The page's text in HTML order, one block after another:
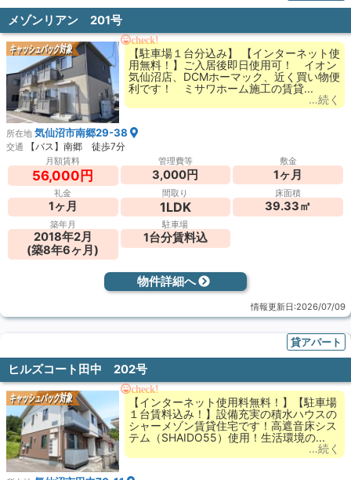
メゾンリアン 201号
キャッシュバック対象
check!
【駐車場１台分込み】 【インターネット使
用無料！】ご入居後即日使用可！ イオン
気仙沼店、DCMホーマック、近く買い物便
利です！ ミサワホーム施工の賃貸...
…続く
所在地 気仙沼市南郷29-38
交通 【バス】南郷 徒歩7分
月額賃料
56,000円
管理費等
3,000円
敷金
1ヶ月
礼金
1ヶ月
間取り
1LDK
床面積
39.33㎡
築年月
2018年2月
(築8年6ヶ月)
駐車場
1台分賃料込
物件詳細へ
情報更新日:2026/07/09
貸アパート
ヒルズコート田中 202号
キャッシュバック対象
check!
【インターネット使用料無料！】【駐車場
１台賃料込み！】設備充実の積水ハウスの
シャーメゾン賃貸住宅です！高遮音床シス
テム（SHAIDO55）使用！生活環境の...
…続く